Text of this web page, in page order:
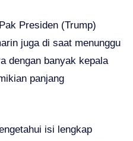
Presiden (Trump)
juga di saat menunggu
dengan banyak kepala
panjang
isi lengkap